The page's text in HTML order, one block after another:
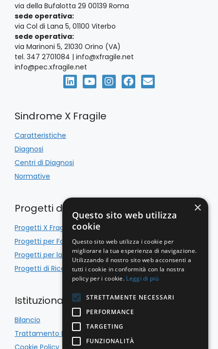
via della Bufalotta 29 00139 Roma
sede operativa:
via Col di Lana 5, 01100 Viterbo
sede operativa:
via Marinoni 5, 21030 Orino (VA)
tel. 347 2701084 | info@xfragile.net
info@pec.xfragile.net
Sindrome X Fragile
Caratteristiche
Diagnosi
Centri di Diagnosi
Normative
Progetti di Inclusione
Progetti X Fragile
Progetti per Famiglie
Progetti per la Scuola
Progetti di Ricerca
Istituzionale
Bilancio
Trattamento Dati
Cookie Policy
×
Questo sito web utilizza
cookie
Questo sito web utilizza i cookie per
migliorare la tua esperienza di navigazione.
Utilizzando il nostro sito web acconsenti a
tutti i cookie in conformità con la nostra
policy per i cookie. Leggi di più
STRETTAMENTE NECESSARI
PERFORMANCE
TARGETING
FUNZIONALITÀ